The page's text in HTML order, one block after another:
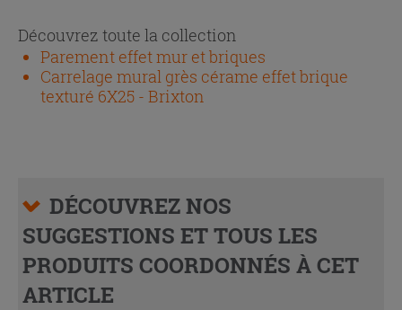
Découvrez toute la collection
Parement effet mur et briques
Carrelage mural grès cérame effet brique
texturé 6X25 - Brixton
DÉCOUVREZ NOS
SUGGESTIONS ET TOUS LES
PRODUITS COORDONNÉS À CET
ARTICLE